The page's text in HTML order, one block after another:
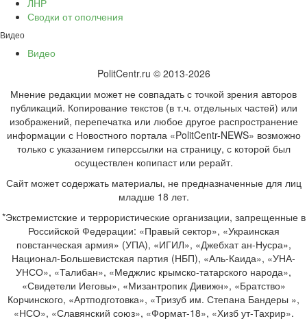
Сводки от ополчения
Видео
Видео
PolitCentr.ru © 2013-2026
Мнение редакции может не совпадать с точкой зрения авторов
публикаций. Копирование текстов (в т.ч. отдельных частей) или
изображений, перепечатка или любое другое распространение
информации с Новостного портала «PolitCentr-NEWS» возможно
только с указанием гиперссылки на страницу, с которой был
осуществлен копипаст или рерайт.
Сайт может содержать материалы, не предназначенные для лиц
младше 18 лет.
*Экстремистские и террористические организации, запрещенные в
Российской Федерации: «Правый сектор», «Украинская
повстанческая армия» (УПА), «ИГИЛ», «Джебхат ан-Нусра»,
Национал-Большевистская партия (НБП), «Аль-Каида», «УНА-
УНСО», «Талибан», «Меджлис крымско-татарского народа»,
«Свидетели Иеговы», «Мизантропик Дивижн», «Братство»
Корчинского, «Артподготовка», «Тризуб им. Степана Бандеры »,
«НСО», «Славянский союз», «Формат-18», «Хизб ут-Тахрир».